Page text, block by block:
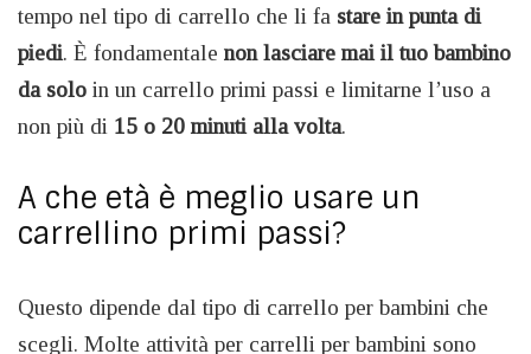
tempo nel tipo di carrello che li fa stare in punta di
piedi. È fondamentale non lasciare mai il tuo bambino
da solo in un carrello primi passi e limitarne l’uso a
non più di 15 o 20 minuti alla volta.
A che età è meglio usare un
carrellino primi passi?
Questo dipende dal tipo di carrello per bambini che
scegli. Molte attività per carrelli per bambini sono